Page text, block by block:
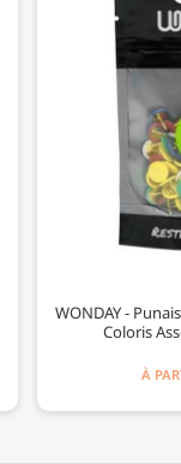
WONDAY -
Coloris
À